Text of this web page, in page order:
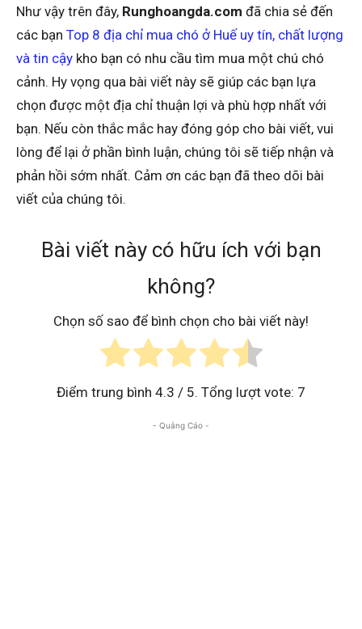
Như vậy trên đây, Runghoangda.com đã chia sẻ đến
các bạn Top 8 địa chỉ mua chó ở Huế uy tín, chất lượng
và tin cậy kho bạn có nhu cầu tìm mua một chú chó
cảnh. Hy vọng qua bài viết này sẽ giúp các bạn lựa
chọn được một địa chỉ thuận lợi và phù hợp nhất với
bạn. Nếu còn thắc mắc hay đóng góp cho bài viết, vui
lòng để lại ở phần bình luận, chúng tôi sẽ tiếp nhận và
phản hồi sớm nhất. Cảm ơn các bạn đã theo dõi bài
viết của chúng tôi.
Bài viết này có hữu ích với bạn
không?
Chọn số sao để bình chọn cho bài viết này!
Điểm trung bình 4.3 / 5. Tổng lượt vote: 7
- Quảng Cáo -